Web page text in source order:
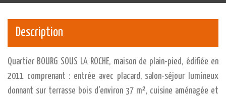
Description
Quartier BOURG SOUS LA ROCHE, maison de plain-pied, édifiée en
2011 comprenant : entrée avec placard, salon-séjour lumineux
donnant sur terrasse bois d'environ 37 m², cuisine aménagée et